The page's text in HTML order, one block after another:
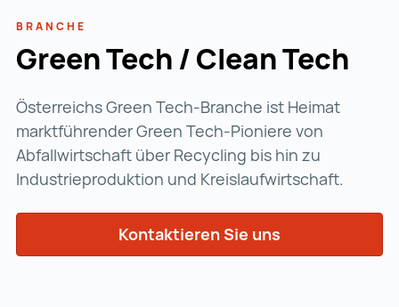
BRANCHE
Green Tech / Clean Tech
Österreichs Green Tech-Branche ist Heimat
marktführender Green Tech-Pioniere von
Abfallwirtschaft über Recycling bis hin zu
Industrieproduktion und Kreislaufwirtschaft.
Kontaktieren Sie uns